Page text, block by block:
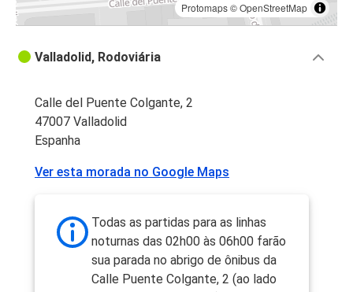
Protomaps©OpenStreetMap
Valladolid, Rodoviária
Calle del Puente Colgante, 2
47007 Valladolid
Espanha
Ver esta morada no Google Maps
Todas as partidas para as linhas
noturnas das 02h00 às 06h00 farão
sua parada no abrigo de ônibus da
Calle Puente Colgante, 2 (ao lado